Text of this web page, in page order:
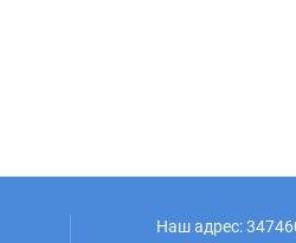
Наш адрес: